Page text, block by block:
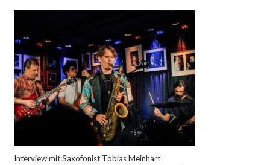
Interview mit Saxofonist Tobias Meinhart